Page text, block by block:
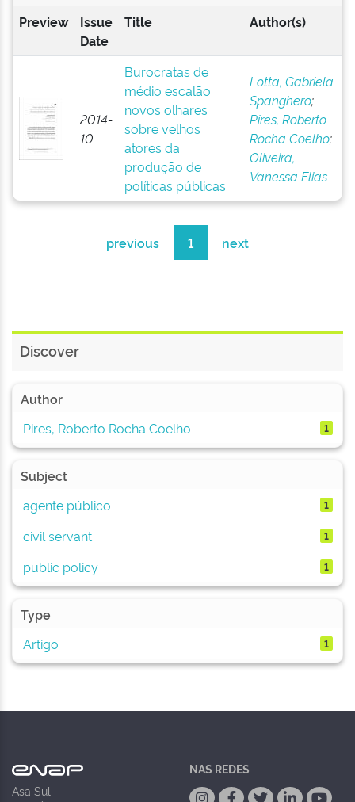
Preview
Issue
Date
Title Author(s)
2014-
10
Burocratas de
médio escalão:
novos olhares
sobre velhos
atores da
produção de
políticas públicas
Lotta, Gabriela
Spanghero;
Pires, Roberto
Rocha Coelho;
Oliveira,
Vanessa Elias
previous 1 next
Discover
Author
Pires, Roberto Rocha Coelho
1
Subject
agente público
1
civil servant 1
public policy 1
Type
Artigo
1
Asa Sul
NAS REDES